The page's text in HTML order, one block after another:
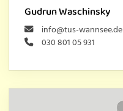
Gudrun Waschinsky
info@tus-wannsee.de
030 801 05 931